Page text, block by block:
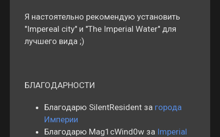
Я настоятельно рекомендую установить
"Impereal city" и "The Imperial Water" для
лучшего вида ;)
БЛАГОДАРНОСТИ
Благодарю SilentResident за города
Империи
Благодарю Mag1cWind0w за Imperial